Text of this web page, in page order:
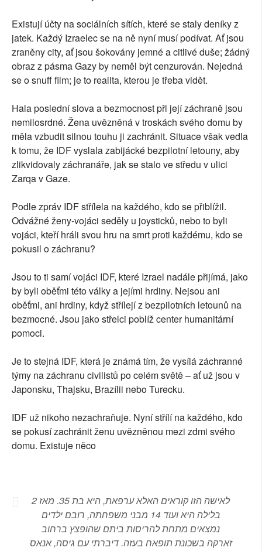
Existují účty na sociálních sítích, které se staly deníky z
jatek. Každý Izraelec se na ně nyní musí podívat. Ať jsou
zraněny city, ať jsou šokovány jemné a citlivé duše; žádný
obraz z pásma Gazy by neměl být cenzurován. Nejedná
se o snuff film; je to realita, kterou je třeba vidět.
Hala poslední slova a bezmocnost při její záchraně jsou
nemilosrdné. Žena uvězněná v troskách svého domu by
měla vzbudit silnou touhu ji zachránit. Situace však vedla
k tomu, že IDF vyslala zabijácké bezpilotní letouny, aby
zlikvidovaly záchranáře, jak se stalo ve středu v ulici
Zarqa v Gaze.
Podle zpráv IDF střílela na každého, kdo se přiblížil.
Odvážné ženy-vojáci seděly u joysticků, nebo to byli
vojáci, kteří hráli svou hru na smrt proti každému, kdo se
pokusil o záchranu?
Jsou to ti samí vojáci IDF, které Izrael nadále přijímá, jako
by byli oběťmi této války a jejími hrdiny. Nejsou ani
oběťmi, ani hrdiny, když střílejí z bezpilotních letounů na
bezmocné. Jsou jako střelci poblíž center humanitární
pomoci.
Je to stejná IDF, která je známá tím, že vysílá záchranné
týmy na záchranu civilistů po celém světě – ať už jsou v
Japonsku, Thajsku, Brazílii nebo Turecku.
IDF už nikoho nezachraňuje. Nyní střílí na každého, kdo
se pokusí zachránit ženu uvězněnou mezi zdmi svého
domu. Existuje něco
לאישה הזו קוראים האלא ערפאת, היא בת 35. מאז 2
בלילה היא ועוד 14 מבני משפחתה, רובם ילדים
נמצאים מתחת להריסות ביתם שהופצץ ברחוב
זארקה בשכונת תופאח בעזה. דיברתי עם גיסה, אנאס